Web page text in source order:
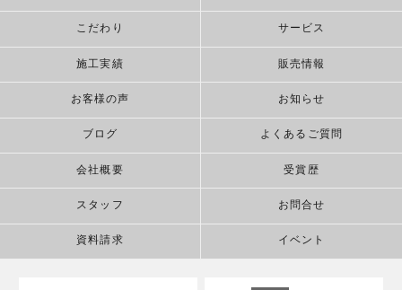
こだわり サービス
施工実績 販売情報
お客様の声 お知らせ
ブログ よくあるご質問
会社概要 受賞歴
スタッフ お問合せ
資料請求 イベント